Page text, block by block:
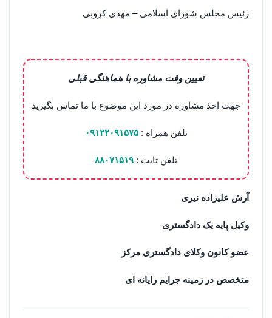
‌رئیس مجلس شورای اسلامی – مهدی کروبی
تعیین وقت مشاوره با هماهنگی قبلی
جهت اخذ مشاوره در مورد این موضوع با ما تماس بگیرید
تلفن همراه :۰۹۱۲۲۰۹۱۵۷۵
تلفن ثابت : ۸۸۰۷۱۵۱۹
آرش علیزاده نیری
وکیل پایه یک دادگستری
عضو کانون وکلای دادگستری مرکز
متخصص در زمینه جرایم رایانه ای